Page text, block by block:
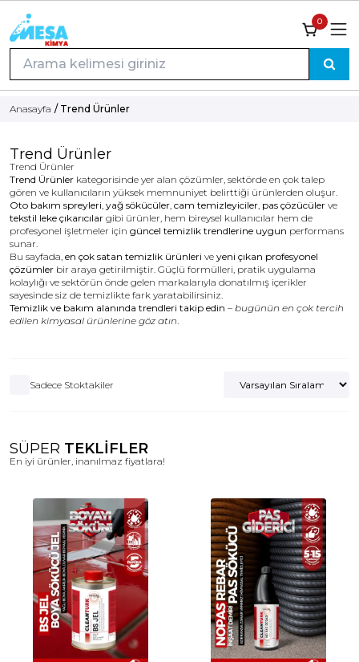
0
Anasayfa / Trend Ürünler
Trend Ürünler
Trend Ürünler
Trend Ürünler kategorisinde yer alan çözümler, sektörde en çok talep
gören ve kullanıcıların yüksek memnuniyet belirttiği ürünlerden oluşur.
Oto bakım spreyleri, yağ sökücüler, cam temizleyiciler, pas çözücüler ve
tekstil leke çıkarıcılar gibi ürünler, hem bireysel kullanıcılar hem de
profesyonel işletmeler için güncel temizlik trendlerine uygun performans
sunar.
Bu sayfada, en çok satan temizlik ürünleri ve yeni çıkan profesyonel
çözümler bir araya getirilmiştir. Güçlü formülleri, pratik uygulama
kolaylığı ve sektörün önde gelen markalarıyla donatılmış içerikler
sayesinde siz de temizlikte fark yaratabilirsiniz.
Temizlik ve bakım alanında trendleri takip edin – bugünün en çok tercih
edilen kimyasal ürünlerine göz atın.
Sadece Stoktakiler
SÜPER TEKLİFLER
En iyi ürünler, inanılmaz fiyatlara!